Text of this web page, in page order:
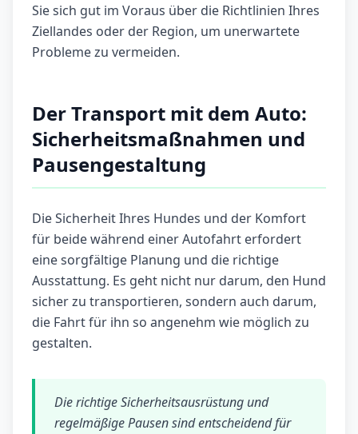
Sie sich gut im Voraus über die Richtlinien Ihres
Ziellandes oder der Region, um unerwartete
Probleme zu vermeiden.
Der Transport mit dem Auto:
Sicherheitsmaßnahmen und
Pausengestaltung
Die Sicherheit Ihres Hundes und der Komfort
für beide während einer Autofahrt erfordert
eine sorgfältige Planung und die richtige
Ausstattung. Es geht nicht nur darum, den Hund
sicher zu transportieren, sondern auch darum,
die Fahrt für ihn so angenehm wie möglich zu
gestalten.
Die richtige Sicherheitsausrüstung und
regelmäßige Pausen sind entscheidend für